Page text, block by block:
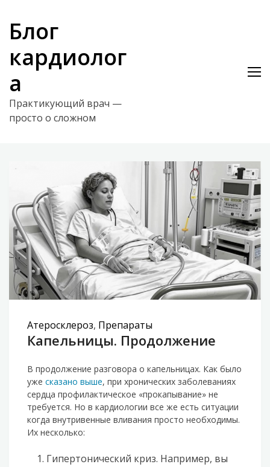
content
Блог
кардиолог
а
Практикующий врач —
просто о сложном
Атеросклероз, Препараты
Капельницы. Продолжение
В продолжение разговора о капельницах. Как было
уже сказано выше, при хронических заболеваниях
сердца профилактическое «прокапывание» не
требуется. Но в кардиологии все же есть ситуации
когда внутривенные вливания просто необходимы.
Их несколько:
Гипертонический криз. Например, вы